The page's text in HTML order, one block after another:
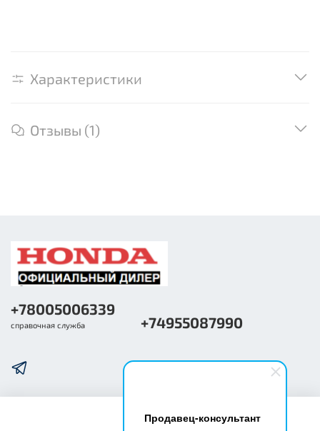
Продавец-консультант
Характеристики
Отзывы (1)
+78005006339
справочная служба +74955087990